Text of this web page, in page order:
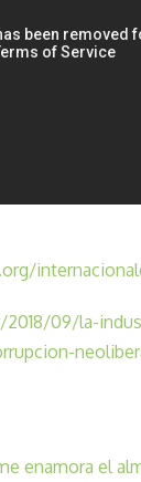
09/la-
enamora el